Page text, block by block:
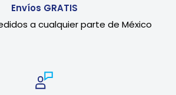
Envíos GRATIS
a cualquier parte de México